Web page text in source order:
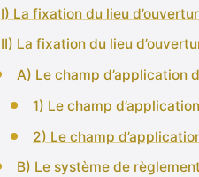
I) La fixation du lieu
II) La fixation du lieu
A) Le champ d’application
1) Le champ
2) Le champ
B) Le système de